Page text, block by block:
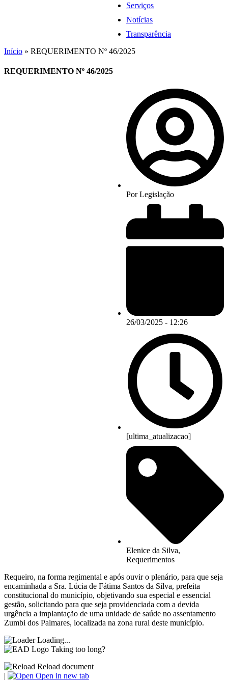
Serviços
Notícias
Transparência
Início » REQUERIMENTO Nº 46/2025
REQUERIMENTO Nº 46/2025
PorLegislação
26/03/2025 - 12:26
[ultima_atualizacao]
Elenice da Silva,
Requerimentos
Requeiro, na forma regimental e após ouvir o plenário, para que seja
encaminhada a Sra. Lúcia de Fátima Santos da Silva, prefeita
constitucional do município, objetivando sua especial e essencial
gestão, solicitando para que seja providenciada com a devida
urgência a implantação de uma unidade de saúde no assentamento
Zumbi dos Palmares, localizada na zona rural deste município.
Loading...
Taking too long?
Reload document
|
Open in new tab